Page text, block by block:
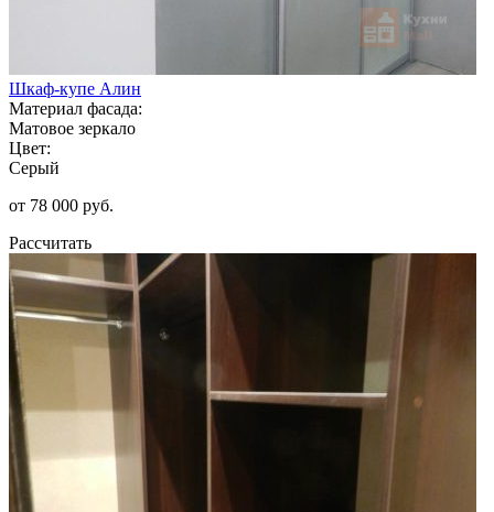
Шкаф-купе Алин
Материал фасада:
Матовое зеркало
Цвет:
Серый
от 78 000 руб.
Рассчитать